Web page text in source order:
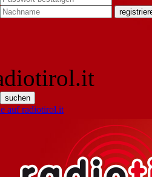
auf radiotirol.it